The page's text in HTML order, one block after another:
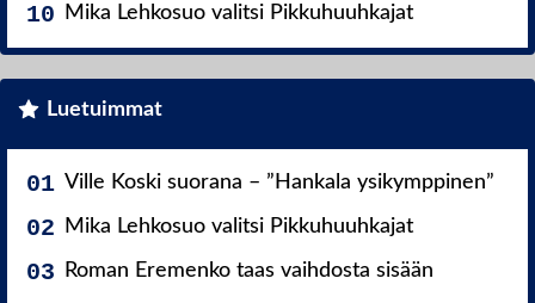
Mika Lehkosuo valitsi Pikkuhuuhkajat
Luetuimmat
Ville Koski suorana – ”Hankala ysikymppinen”
Mika Lehkosuo valitsi Pikkuhuuhkajat
Roman Eremenko taas vaihdosta sisään